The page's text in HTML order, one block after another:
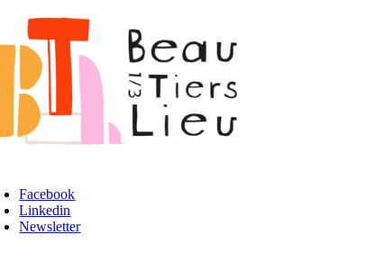
Passer
contenu
Facebook
Linkedin
Newsletter